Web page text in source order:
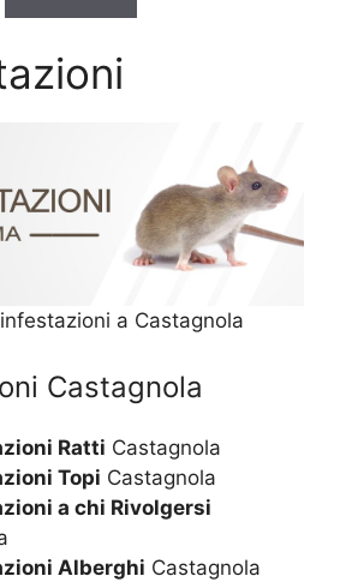
a Castagnola
Castagnola
Ratti Castagnola
Topi Castagnola
a chi Rivolgersi
Alberghi Castagnola